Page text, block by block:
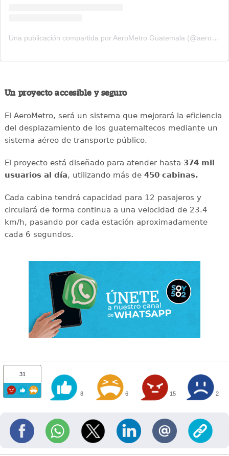
Una publicación compartida por AeroMetro Guatemala (@aerometrogt)
Un proyecto accesible y seguro
El AeroMetro, será un sistema que mejorará la eficiencia
del desplazamiento de los guatemaltecos mediante un
sistema aéreo de transporte público.
El proyecto está diseñado para atender hasta 374 mil
usuarios al día, utilizando más de 450 cabinas.
Cada cabina tendrá capacidad para 12 pasajeros y
circulará de forma continua a una velocidad de 23.4
km/h, pasando por cada estación aproximadamente
cada 6 segundos.
31
8 6 15 2